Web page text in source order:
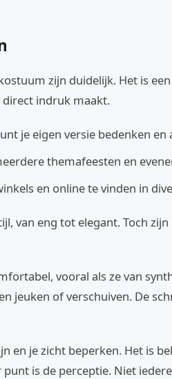
zijn duidelijk. Het is
direct indruk maakt.
je eigen versie bedenken en
themafeesten en
en online te vinden in
van eng tot elegant. Toch
vooral als ze van
jeuken of verschuiven. De
en je zicht beperken. Het is
punt is de perceptie. Niet